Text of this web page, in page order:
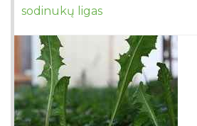
sodinukų ligas